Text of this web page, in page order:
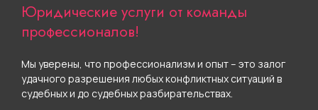
Юридические услуги от команды
профессионалов!
Мы уверены, что профессионализм и опыт – это залог
удачного разрешения любых конфликтных ситуаций в
судебных и до судебных разбирательствах.